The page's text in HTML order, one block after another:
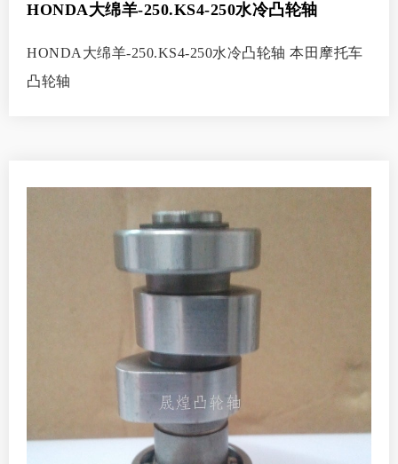
HONDA大绵羊-250.KS4-250水冷凸轮轴
HONDA大绵羊-250.KS4-250水冷凸轮轴 本田摩托车
凸轮轴